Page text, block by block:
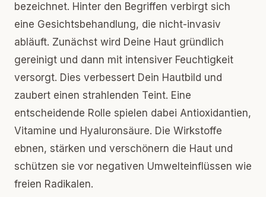
bezeichnet. Hinter den Begriffen verbirgt sich
eine Gesichtsbehandlung, die nicht-invasiv
abläuft. Zunächst wird Deine Haut gründlich
gereinigt und dann mit intensiver Feuchtigkeit
versorgt. Dies verbessert Dein Hautbild und
zaubert einen strahlenden Teint. Eine
entscheidende Rolle spielen dabei Antioxidantien,
Vitamine und Hyaluronsäure. Die Wirkstoffe
ebnen, stärken und verschönern die Haut und
schützen sie vor negativen Umwelteinflüssen wie
freien Radikalen.